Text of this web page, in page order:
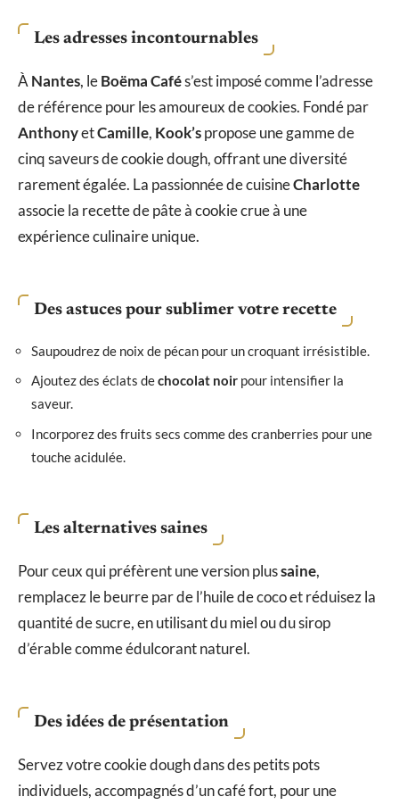
Les adresses incontournables
ÀNantes, leBoëma Cafés’est imposé comme l’adresse
de référence pour les amoureux de cookies. Fondé par
AnthonyetCamille, Kook’spropose une gamme de
cinq saveurs de cookie dough, offrant une diversité
rarement égalée. La passionnée de cuisineCharlotte
associe la recette de pâte à cookie crue à une
expérience culinaire unique.
Des astuces pour sublimer votre recette
Saupoudrez de noix de pécan pour un croquant irrésistible.
Ajoutez des éclats dechocolat noir pour intensifier la
saveur.
Incorporez des fruits secs comme des cranberries pour une
touche acidulée.
Les alternatives saines
Pour ceux qui préfèrent une version plussaine,
remplacez le beurre par de l’huile de coco et réduisez la
quantité de sucre, en utilisant du miel ou du sirop
d’érable comme édulcorant naturel.
Des idées de présentation
Servez votre cookie dough dans des petits pots
individuels, accompagnés d’un café fort, pour une